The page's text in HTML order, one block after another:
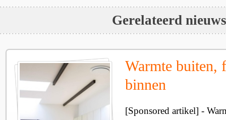
Gerelateerd nieuws
Warmte buiten,
binnen
[Sponsored artikel] -